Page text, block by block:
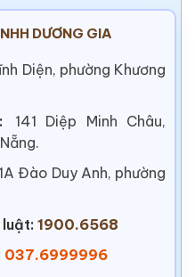
DƯƠNG GIA
Diện, phường Khương
141 Diệp Minh Châu,
Đào Duy Anh, phường
1900.6568
037.6999996